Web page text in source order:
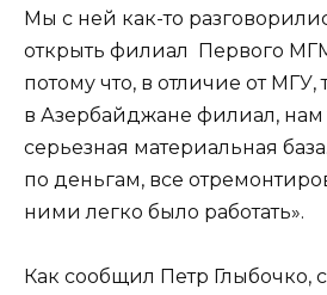
Мы с ней как-то
открыть филиал Первого
потому что, в отличие от
в Азербайджане филиал, нам
серьезная материальная
по деньгам, все
ними легко было работать».
Как сообщил Петр Глыбочко,